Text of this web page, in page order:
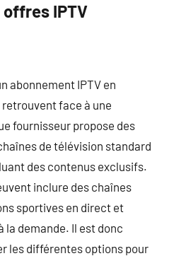
IPTV
abonnement IPTV en
face à une
fournisseur propose des
de télévision standard
des contenus exclusifs.
inclure des chaînes
sportives en direct et
la demande. Il est donc
les différentes options pour